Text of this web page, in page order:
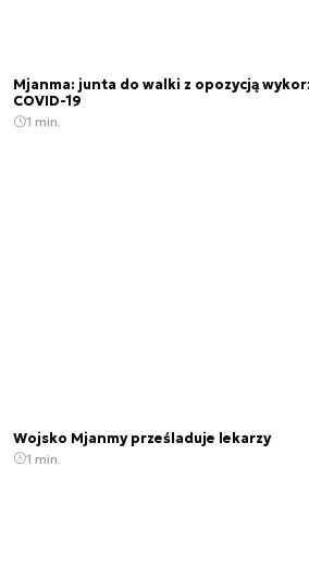
Mjanma: junta do walki z opozycją
COVID-19
1 min.
Wojsko Mjanmy prześladuje lekarzy
1 min.